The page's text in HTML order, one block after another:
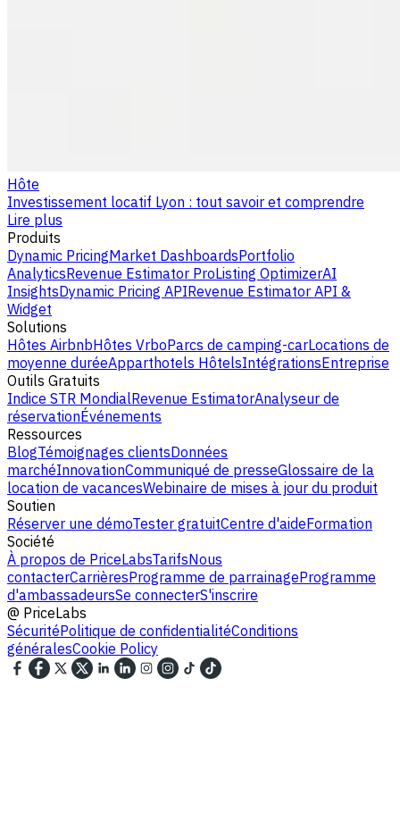
Hôte
Investissement locatif Lyon : tout savoir et comprendre
Lire plus
Produits
Dynamic PricingMarket DashboardsPortfolio
AnalyticsRevenue Estimator ProListing OptimizerAI
InsightsDynamic Pricing APIRevenue Estimator API &
Widget
Solutions
Hôtes AirbnbHôtes VrboParcs de camping-carLocations de
moyenne duréeApparthotels HôtelsIntégrationsEntreprise
Outils Gratuits
Indice STR MondialRevenue EstimatorAnalyseur de
réservationÉvénements
Ressources
BlogTémoignages clientsDonnées
marchéInnovationCommuniqué de presseGlossaire de la
location de vacancesWebinaire de mises à jour du produit
Soutien
Réserver une démoTester gratuitCentre d'aideFormation
Société
À propos de PriceLabsTarifsNous
contacterCarrièresProgramme de parrainageProgramme
d'ambassadeursSe connecterS'inscrire
@ PriceLabs
SécuritéPolitique de confidentialitéConditions
généralesCookie Policy